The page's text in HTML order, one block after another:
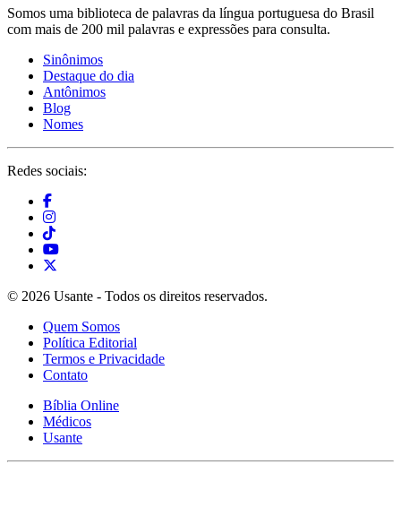
Somos uma biblioteca de palavras da língua portuguesa do Brasil
com mais de 200 mil palavras e expressões para consulta.
Sinônimos
Destaque do dia
Antônimos
Blog
Nomes
Redes sociais:
© 2026 Usante - Todos os direitos reservados.
Quem Somos
Política Editorial
Termos e Privacidade
Contato
Bíblia Online
Médicos
Usante